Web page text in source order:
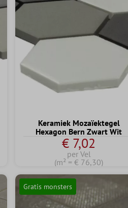
Keramiek Mozaïektegel
Hexagon Bern Zwart Wit
€ 7,02
per Vel
(m² = € 76,30)
Gratis monsters